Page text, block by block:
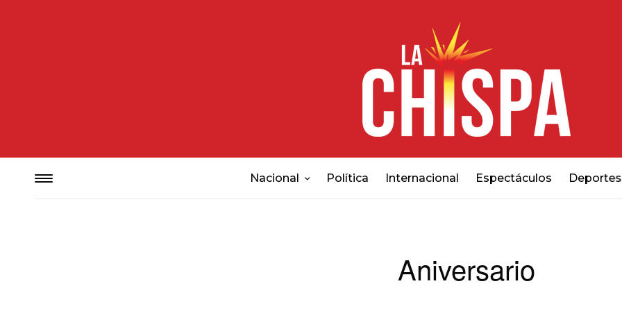
Nacional Política Internacional Espectáculos Deportes
Aniversario